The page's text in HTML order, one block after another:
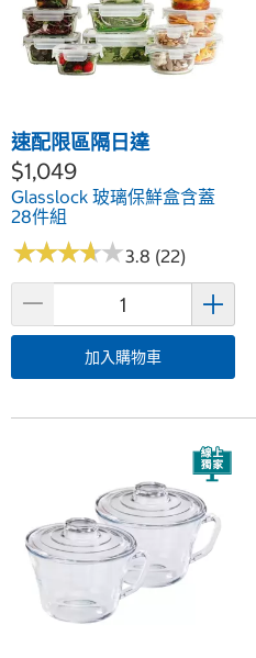
速配限區隔日達
$1,049
Glasslock 玻璃保鮮盒含蓋
28件組
★★★★★
★★★★★3.8 (22)
加入購物車